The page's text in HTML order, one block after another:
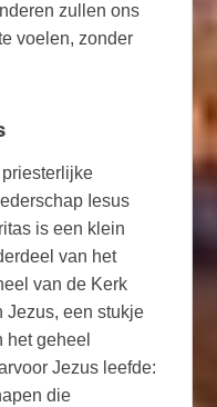
zullen ons
voelen, zonder
priesterlijke
Iesus
is een klein
van het
van de Kerk
Jezus, een stukje
het geheel
Jezus leefde:
die